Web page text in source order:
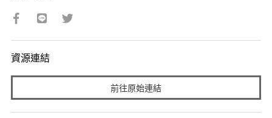
資源連結
前往原始連結